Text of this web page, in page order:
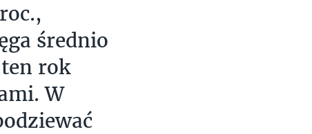
średnio
rok
W